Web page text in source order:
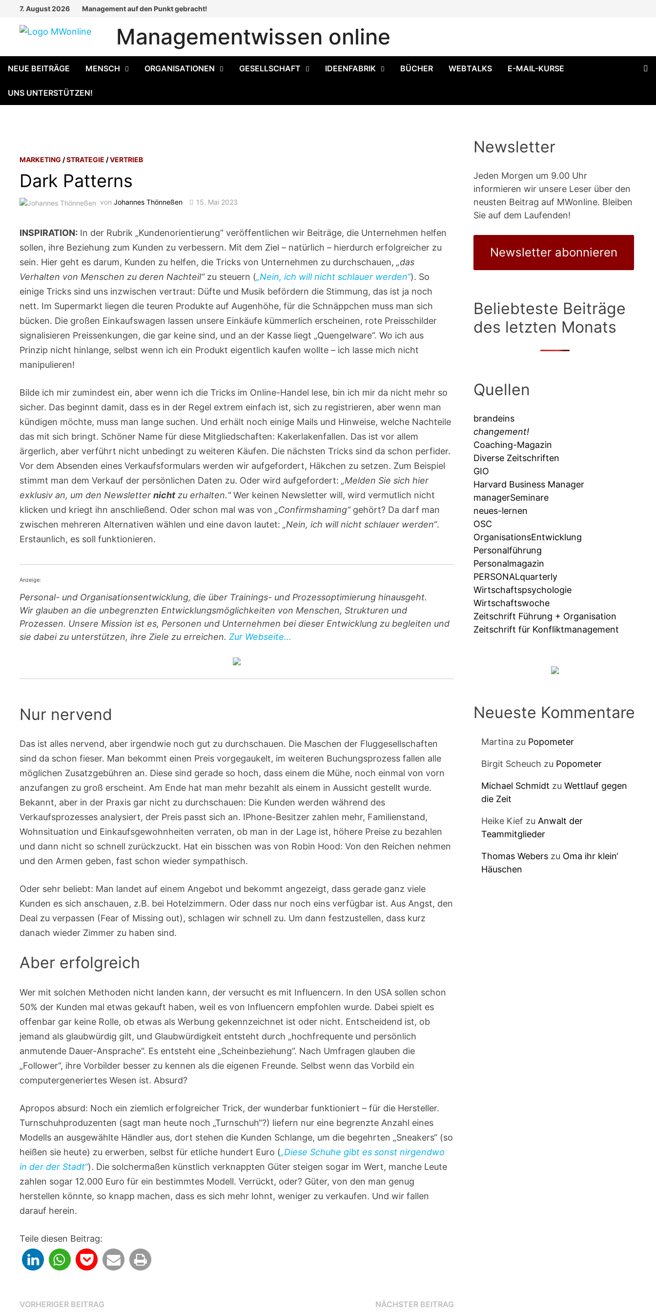
springen
7. August 2026 Management auf den Punkt gebracht!
Managementwissen online
NEUE BEITRÄGE MENSCH ORGANISATIONEN GESELLSCHAFT IDEENFABRIK BÜCHER WEBTALKS E-MAIL-KURSE
UNS UNTERSTÜTZEN!
MARKETING /STRATEGIE /VERTRIEB
Dark Patterns
vonJohannes Thönneßen 15. Mai 2023
INSPIRATION: In der Rubrik „Kundenorientierung“ veröffentlichen wir Beiträge, die Unternehmen helfen
sollen, ihre Beziehung zum Kunden zu verbessern. Mit dem Ziel – natürlich – hierdurch erfolgreicher zu
sein. Hier geht es darum, Kunden zu helfen, die Tricks von Unternehmen zu durchschauen,„das
Verhalten von Menschen zu deren Nachteil“zu steuern („Nein, ich will nicht schlauer werden“). So
einige Tricks sind uns inzwischen vertraut: Düfte und Musik befördern die Stimmung, das ist ja noch
nett. Im Supermarkt liegen die teuren Produkte auf Augenhöhe, für die Schnäppchen muss man sich
bücken. Die großen Einkaufswagen lassen unsere Einkäufe kümmerlich erscheinen, rote Preisschilder
signalisieren Preissenkungen, die gar keine sind, und an der Kasse liegt „Quengelware“. Wo ich aus
Prinzip nicht hinlange, selbst wenn ich ein Produkt eigentlich kaufen wollte – ich lasse mich nicht
manipulieren!
Bilde ich mir zumindest ein, aber wenn ich die Tricks im Online-Handel lese, bin ich mir da nicht mehr so
sicher. Das beginnt damit, dass es in der Regel extrem einfach ist, sich zu registrieren, aber wenn man
kündigen möchte, muss man lange suchen. Und erhält noch einige Mails und Hinweise, welche Nachteile
das mit sich bringt. Schöner Name für diese Mitgliedschaften: Kakerlakenfallen. Das ist vor allem
ärgerlich, aber verführt nicht unbedingt zu weiteren Käufen. Die nächsten Tricks sind da schon perfider.
Vor dem Absenden eines Verkaufsformulars werden wir aufgefordert, Häkchen zu setzen. Zum Beispiel
stimmt man dem Verkauf der persönlichen Daten zu. Oder wird aufgefordert:„Melden Sie sich hier
exklusiv an, um den Newsletternicht zu erhalten.“Wer keinen Newsletter will, wird vermutlich nicht
klicken und kriegt ihn anschließend. Oder schon mal was von„Confirmshaming“gehört? Da darf man
zwischen mehreren Alternativen wählen und eine davon lautet:„Nein, ich will nicht schlauer werden“.
Erstaunlich, es soll funktionieren.
Anzeige:
Personal- und Orga­ni­sa­ti­ons­entwicklung, die über Trainings- und Prozess­optimierung hinausgeht.
Wir glauben an die unbegrenzten Entwicklungs­möglichkeiten von Menschen, Strukturen und
Prozessen. Unsere Mission ist es, Personen und Unternehmen bei dieser Entwicklung zu begleiten und
sie dabei zu unterstützen, ihre Ziele zu erreichen.Zur Webseite...
Nur nervend
Das ist alles nervend, aber irgendwie noch gut zu durchschauen. Die Maschen der Fluggesellschaften
sind da schon fieser. Man bekommt einen Preis vorgegaukelt, im weiteren Buchungsprozess fallen alle
möglichen Zusatzgebühren an. Diese sind gerade so hoch, dass einem die Mühe, noch einmal von vorn
anzufangen zu groß erscheint. Am Ende hat man mehr bezahlt als einem in Aussicht gestellt wurde.
Bekannt, aber in der Praxis gar nicht zu durchschauen: Die Kunden werden während des
Verkaufsprozesses analysiert, der Preis passt sich an. IPhone-Besitzer zahlen mehr, Familienstand,
Wohnsituation und Einkaufsgewohnheiten verraten, ob man in der Lage ist, höhere Preise zu bezahlen
und dann nicht so schnell zurückzuckt. Hat ein bisschen was von Robin Hood: Von den Reichen nehmen
und den Armen geben, fast schon wieder sympathisch.
Oder sehr beliebt: Man landet auf einem Angebot und bekommt angezeigt, dass gerade ganz viele
Kunden es sich anschauen, z.B. bei Hotelzimmern. Oder dass nur noch eins verfügbar ist. Aus Angst, den
Deal zu verpassen (Fear of Missing out), schlagen wir schnell zu. Um dann festzustellen, dass kurz
danach wieder Zimmer zu haben sind.
Aber erfolgreich
Wer mit solchen Methoden nicht landen kann, der versucht es mit Influencern. In den USA sollen schon
50% der Kunden mal etwas gekauft haben, weil es von Influencern empfohlen wurde. Dabei spielt es
offenbar gar keine Rolle, ob etwas als Werbung gekennzeichnet ist oder nicht. Entscheidend ist, ob
jemand als glaubwürdig gilt, und Glaubwürdigkeit entsteht durch „hochfrequente und persönlich
anmutende Dauer-Ansprache“. Es entsteht eine „Scheinbeziehung“. Nach Umfragen glauben die
„Follower“, ihre Vorbilder besser zu kennen als die eigenen Freunde. Selbst wenn das Vorbild ein
computergeneriertes Wesen ist. Absurd?
Apropos absurd: Noch ein ziemlich erfolgreicher Trick, der wunderbar funktioniert – für die Hersteller.
Turnschuhproduzenten (sagt man heute noch „Turnschuh“?) liefern nur eine begrenzte Anzahl eines
Modells an ausgewählte Händler aus, dort stehen die Kunden Schlange, um die begehrten „Sneakers“ (so
heißen sie heute) zu erwerben, selbst für etliche hundert Euro („Diese Schuhe gibt es sonst nirgendwo
in der der Stadt“). Die solchermaßen künstlich verknappten Güter steigen sogar im Wert, manche Leute
zahlen sogar 12.000 Euro für ein bestimmtes Modell. Verrückt, oder? Güter, von den man genug
herstellen könnte, so knapp machen, dass es sich mehr lohnt, weniger zu verkaufen. Und wir fallen
darauf herein.
Teile diesen Beitrag:
Beitragsnavigation
VORHERIGER BEITRAG NÄCHSTER BEITRAGNächster
Newsletter
Jeden Morgen um 9.00 Uhr
informieren wir unsere Leser über den
neusten Beitrag auf MWonline. Bleiben
Sie auf dem Laufenden!
Newsletter abonnieren
Beliebteste Beiträge
des letzten Monats
Quellen
brandeins
changement!
Coaching-Magazin
Diverse Zeitschriften
GIO
Harvard Business Manager
managerSeminare
neues-lernen
OSC
OrganisationsEntwicklung
Personalführung
Personalmagazin
PERSONALquarterly
Wirtschaftspsychologie
Wirtschaftswoche
Zeitschrift Führung + Organisation
Zeitschrift für Konfliktmanagement
Neueste Kommentare
Martina zu Popometer
Birgit Scheuch zu Popometer
Michael Schmidt zu Wettlauf gegen
die Zeit
Heike Kief zu Anwalt der
Teammitglieder
Thomas Weberszu Oma ihr klein‘
Häuschen